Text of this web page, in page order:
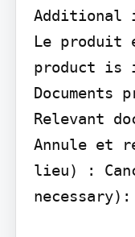
Additional
Le produit
product is
Documents
Relevant
Annule et
lieu) :
necessary):